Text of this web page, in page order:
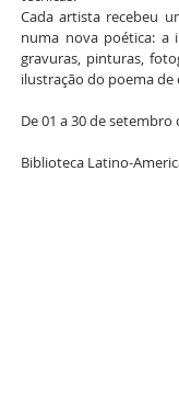
Cada artista recebeu
numa nova poética: a
gravuras, pinturas,
ilustração do poema de
De 01 a 30 de setembro
Biblioteca Latino-